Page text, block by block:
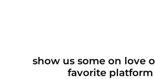
show us some on love
favorite platform